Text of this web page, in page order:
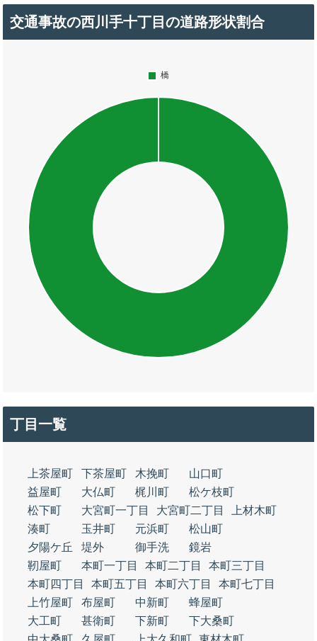
交通事故の西川手十丁目の道路形状割合
丁目一覧
上茶屋町 下茶屋町 木挽町
山口町
益屋町
大仏町 梶川町
松ケ枝町
松下町
大宮町一丁目 大宮町二丁目
上材木町
湊町
玉井町 元浜町
松山町
夕陽ケ丘
堤外 御手洗
鏡岩
靭屋町
本町一丁目 本町二丁目
本町三丁目
本町四丁目
本町五丁目 本町六丁目
本町七丁目
上竹屋町
布屋町 中新町
蜂屋町
大工町
甚衛町 下新町
下大桑町